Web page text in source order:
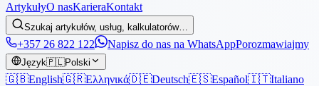
ArtykułyO nasKarieraKontakt
Szukaj artykułów, usług, kalkulatorów…
+357 26 822 122 Napisz do nas na WhatsAppPorozmawiajmy
Język🇵🇱Polski
🇬🇧English🇬🇷Ελληνικά🇩🇪Deutsch🇪🇸Español🇮🇹Italiano